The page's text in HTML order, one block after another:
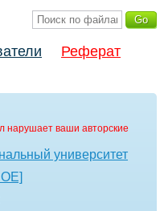
Реферат
нарушает ваши авторские
университет